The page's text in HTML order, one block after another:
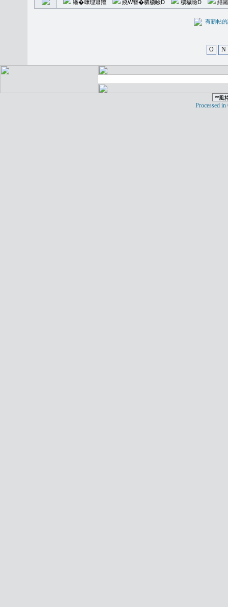
繙�𥪕理簫羶 繞W簪�穠穢瞼D 穠穢瞼D 繕
有新
O N
Processed